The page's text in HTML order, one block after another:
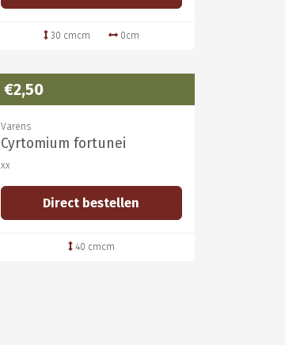
30 cmcm 0cm
€2,50
Varens
Cyrtomium fortunei
xx
Direct bestellen
40 cmcm